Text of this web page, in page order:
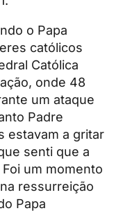
o Papa
católicos
Católica
onde 48
um ataque
Padre
estavam a gritar
senti que a
um momento
ressurreição
Papa